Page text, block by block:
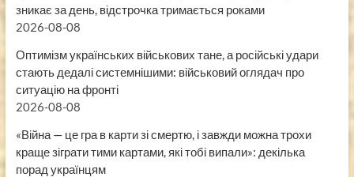
зникає за день, відстрочка тримається роками
2026-08-08
Оптимізм українських військових тане, а російські удари
стають дедалі системнішими: військовий оглядач про
ситуацію на фронті
2026-08-08
«Війна — це гра в карти зі смертю, і завжди можна трохи
краще зіграти тими картами, які тобі випали»: декілька
порад українцям